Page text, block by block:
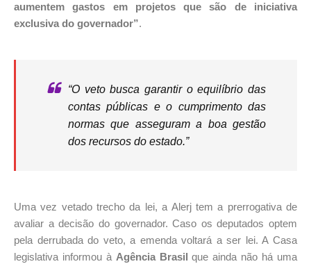
aumentem gastos em projetos que são de iniciativa
exclusiva do governador”.
“O veto busca garantir o equilíbrio das
contas públicas e o cumprimento das
normas que asseguram a boa gestão
dos recursos do estado.”
Uma vez vetado trecho da lei, a Alerj tem a prerrogativa de
avaliar a decisão do governador. Caso os deputados optem
pela derrubada do veto, a emenda voltará a ser lei. A Casa
legislativa informou à Agência Brasil que ainda não há uma